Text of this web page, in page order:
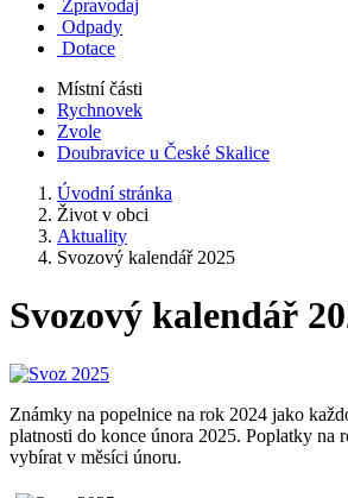
Zpravodaj
Odpady
Dotace
Místní části
Rychnovek
Zvole
Doubravice u České Skalice
Úvodní stránka
Život v obci
Aktuality
Svozový kalendář 2025
Svozový kalendář
Známky na popelnice na rok 2024 jako
platnosti do konce února 2025. Poplatky na
vybírat v měsíci únoru.